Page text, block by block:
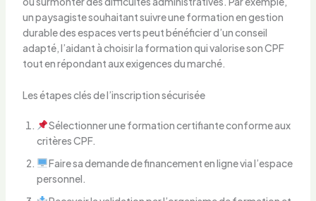
un paysagiste souhaitant suivre une formation en gestion
durable des espaces verts peut bénéficier d’un conseil
adapté, l’aidant à choisir la formation qui valorise son CPF
tout en répondant aux exigences du marché.
Les étapes clés de l’inscription sécurisée
Sélectionner une formation certifiante conforme aux
critères CPF.
Faire sa demande de financement en ligne via l’espace
personnel.